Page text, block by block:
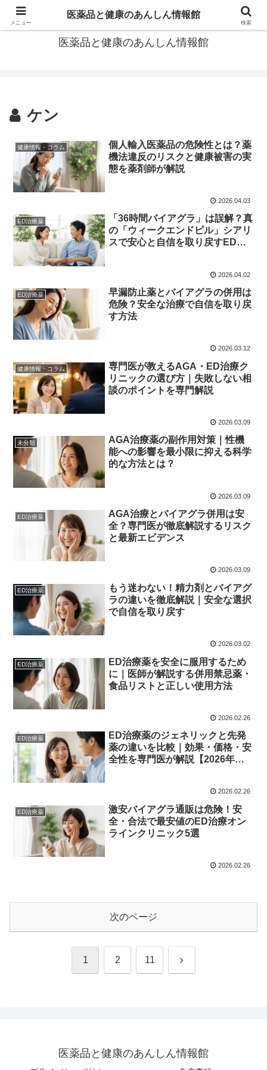
あなたの医薬品選び、後悔しないための情報が見つかる場所。
医薬品と健康のあんしん情報館
ケン
健康情報・コラム
個人輸入医薬品の危険性とは？薬
機法違反のリスクと健康被害の実
態を薬剤師が解説
2026.04.03
ED治療薬
「36時間バイアグラ」は誤解？真
の「ウィークエンドピル」シアリ
スで安心と自信を取り戻すED治
2026.04.02
ED治療薬
早漏防止薬とバイアグラの併用は
危険？安全な治療で自信を取り戻
す方法
2026.03.12
健康情報・コラム
専門医が教えるAGA・ED治療ク
リニックの選び方｜失敗しない相
談のポイントを専門解説
2026.03.09
未分類
AGA治療薬の副作用対策｜性機
能への影響を最小限に抑える科学
的な方法とは？
2026.03.09
ED治療薬
AGA治療とバイアグラ併用は安
全？専門医が徹底解説するリスク
と最新エビデンス
2026.03.09
ED治療薬
もう迷わない！精力剤とバイアグ
ラの違いを徹底解説｜安全な選択
で自信を取り戻す
2026.03.02
ED治療薬
ED治療薬を安全に服用するため
に｜医師が解説する併用禁忌薬・
食品リストと正しい使用方法
2026.02.26
ED治療薬
ED治療薬のジェネリックと先発
薬の違いを比較｜効果・価格・安
全性を専門医が解説【2026年最
2026.02.26
ED治療薬
激安バイアグラ通販は危険！安
全・合法で最安値のED治療オン
ラインクリニック5選
2026.02.26
次のページ
1 2 11 次
医薬品と健康のあんしん情報館
メニュー
医薬品と健康のあんしん情報館
検索